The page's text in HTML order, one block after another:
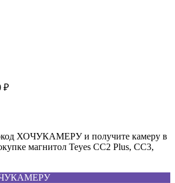
₽
ХОЧУКАМЕРУ и получите камеру в
магнитол Teyes CC2 Plus, CC3,